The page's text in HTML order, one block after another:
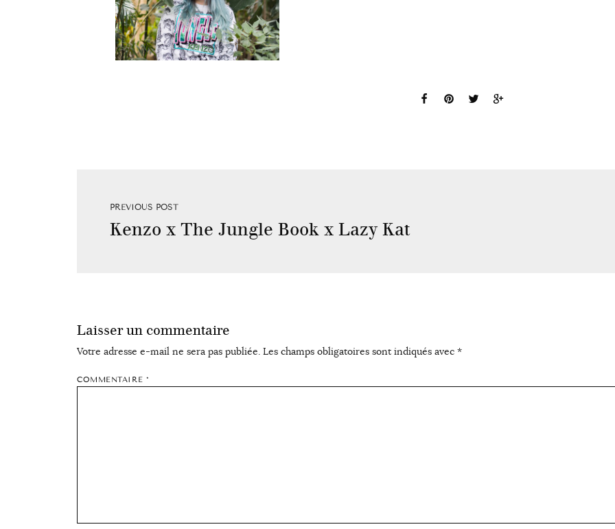
PREVIOUS POST
Kenzo x The Jungle Book x Lazy Kat
Laisser un commentaire
Votre adresse e-mail ne sera pas publiée. Les champs obligatoires sont indiqués avec *
COMMENTAIRE *